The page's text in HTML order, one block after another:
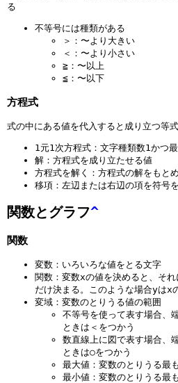
る
不等号には種類がある
＞：〜より大きい
＜：〜より小さい
≧：〜以上
≦：〜以下
方程式
式の中にある値を代入すると成り立つ等式
1元1次方程式：文字種類数1かつ
解：方程式を成り立たせる値
方程式を解く：方程式の解をもと
移項：左辺または右辺の項を符号
関数とグラフ^
関数
変数：いろいろな値をとる文字
関数：変数xの値を決めると、そ
だけ決まる。このような場合yはx
変域：変数のとりうる値の範囲
不等号を使って表す場合、
ときは＜をつかう
数直線上に図で表す場合、
ときは○をつかう
最大値：変数のとりうる最
最小値：変数のとりうる最